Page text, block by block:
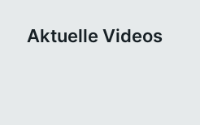
Aktuelle Videos